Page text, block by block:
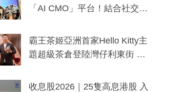
「AI CMO」平台！結合社交聆
分鐘生成「貼地」宣傳短片
霸王茶姬亞洲首家Hello Kitty主
題超級茶倉登陸灣仔利東街 推
y及香港限定特調系列
收息股2026｜25隻高息港股 入